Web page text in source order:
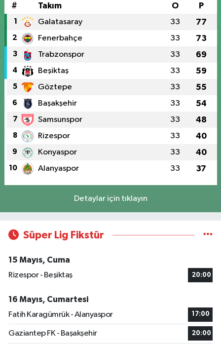
# Takım O P
1 Galatasaray 33 77
2 Fenerbahçe 33 73
3 Trabzonspor 33 69
4 Beşiktaş 33 59
5 Göztepe 33 55
6 Başakşehir 33 54
7 Samsunspor 33 48
8 Rizespor 33 40
9 Konyaspor 33 40
10 Alanyaspor 33 37
Detaylar için tıklayın
Süper Lig Fikstür
15 Mayıs, Cuma
Rizespor - Beşiktaş
20:00
16 Mayıs, Cumartesi
Fatih Karagümrük - Alanyaspor
17:00
Gaziantep FK - Başakşehir 20:00